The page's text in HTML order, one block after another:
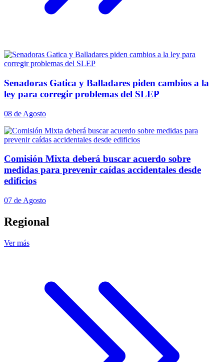
Senadoras Gatica y Balladares piden cambios a la
ley para corregir problemas del SLEP
08 de Agosto
Comisión Mixta deberá buscar acuerdo sobre
medidas para prevenir caídas accidentales desde
edificios
07 de Agosto
Regional
Ver más